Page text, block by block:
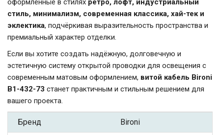
оформленные в стилях ретро, лофт, индустриальный
стиль, минимализм, современная классика, хай-тек и
эклектика, подчёркивая выразительность пространства и
премиальный характер отделки.
Если вы хотите создать надёжную, долговечную и
эстетичную систему открытой проводки для освещения с
современным матовым оформлением, витой кабель Bironi
B1-432-73 станет практичным и стильным решением для
вашего проекта.
Бренд Bironi